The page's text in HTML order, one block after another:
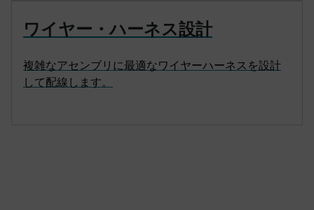
ワイヤー・ハーネス設計
複雑なアセンブリに最適なワイヤーハーネスを設計
して配線します。